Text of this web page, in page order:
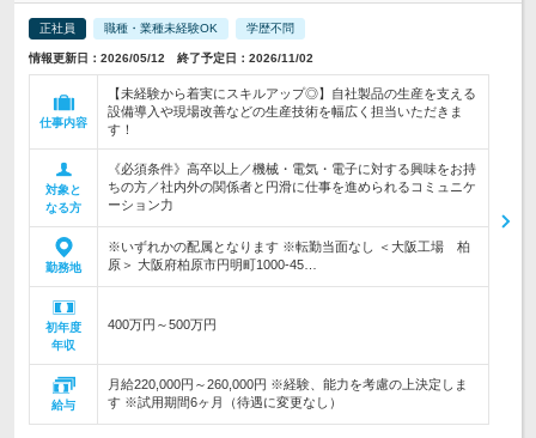
正社員 職種・業種未経験OK 学歴不問
情報更新日：2026/05/12 終了予定日：2026/11/02
仕事内容
【未経験から着実にスキルアップ◎】自社製品の生産を支える
設備導入や現場改善などの生産技術を幅広く担当いただきま
す！
対象と
なる方
《必須条件》高卒以上／機械・電気・電子に対する興味をお持
ちの方／社内外の関係者と円滑に仕事を進められるコミュニケ
ーション力
勤務地
※いずれかの配属となります ※転勤当面なし ＜大阪工場 柏
原＞ 大阪府柏原市円明町1000-45…
初年度
年収
400万円～500万円
給与
月給220,000円～260,000円 ※経験、能力を考慮の上決定しま
す ※試用期間6ヶ月（待遇に変更なし）